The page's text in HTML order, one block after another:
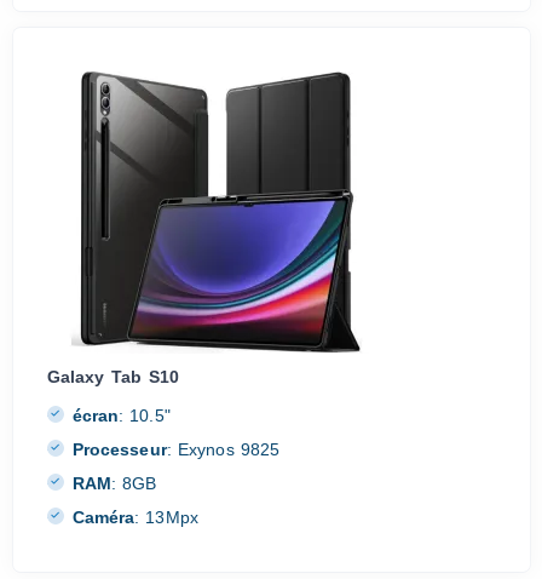
Galaxy Tab S10
écran: 10.5"
Processeur: Exynos 9825
RAM: 8GB
Caméra: 13Mpx